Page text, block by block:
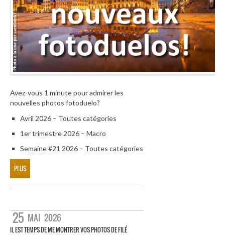
Avez-vous 1 minute pour admirer les
nouvelles photos fotoduelo?
Avril 2026 – Toutes catégories
1er trimestre 2026 – Macro
Semaine #21 2026 – Toutes catégories
PLUS
25 MAI 2026
IL EST TEMPS DE ME MONTRER VOS PHOTOS DE FILÉ